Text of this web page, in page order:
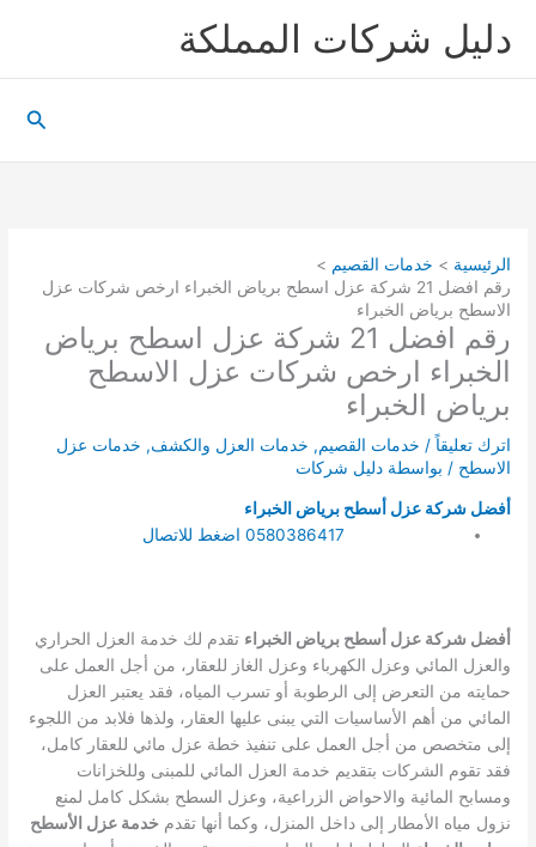
دليل شركات المملكة
الرئيسية
خدمات القصيم
رقم افضل 21 شركة عزل اسطح برياض الخبراء ارخص شركات عزل
الاسطح برياض الخبراء
رقم افضل 21 شركة عزل اسطح برياض
الخبراء ارخص شركات عزل الاسطح
برياض الخبراء
اترك تعليقاً / خدمات القصيم, خدمات العزل والكشف, خدمات عزل
الاسطح / بواسطة دليل شركات
أفضل شركة عزل أسطح برياض الخبراء
0580386417 اضغط للاتصال
أفضل شركة عزل أسطح برياض الخبراء تقدم لك خدمة العزل الحراري
والعزل المائي وعزل الكهرباء وعزل الغاز للعقار، من أجل العمل على
حمايته من التعرض إلى الرطوبة أو تسرب المياه، فقد يعتبر العزل
المائي من أهم الأساسيات التي يبنى عليها العقار، ولذها فلابد من اللجوء
إلى متخصص من أجل العمل على تنفيذ خطة عزل مائي للعقار كامل،
فقد تقوم الشركات بتقديم خدمة العزل المائي للمبنى وللخزانات
ومسابح المائية والاحواض الزراعية، وعزل السطح بشكل كامل لمنع
نزول مياه الأمطار إلى داخل المنزل، وكما أنها تقدم خدمة عزل الأسطح